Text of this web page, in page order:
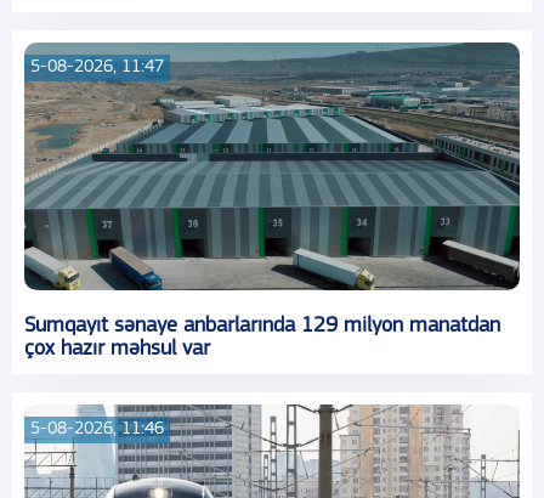
5-08-2026, 11:47
Sumqayıt sənaye anbarlarında 129 milyon manatdan
çox hazır məhsul var
5-08-2026, 11:46